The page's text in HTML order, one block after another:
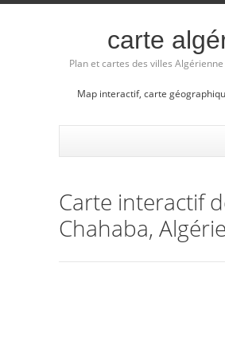
carte
Map interactif, carte
Carte interactif
Chahaba, Algérie